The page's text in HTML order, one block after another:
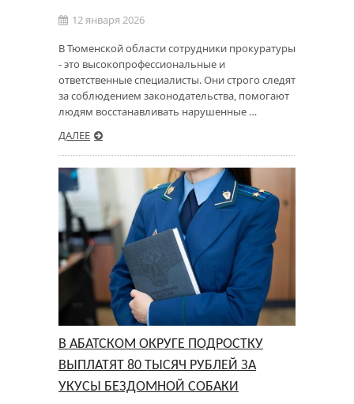
12 января 2026
В Тюменской области сотрудники прокуратуры
- это высокопрофессиональные и
ответственные специалисты. Они строго следят
за соблюдением законодательства, помогают
людям восстанавливать нарушенные …
ДАЛЕЕ
В АБАТСКОМ ОКРУГЕ ПОДРОСТКУ
ВЫПЛАТЯТ 80 ТЫСЯЧ РУБЛЕЙ ЗА
УКУСЫ БЕЗДОМНОЙ СОБАКИ